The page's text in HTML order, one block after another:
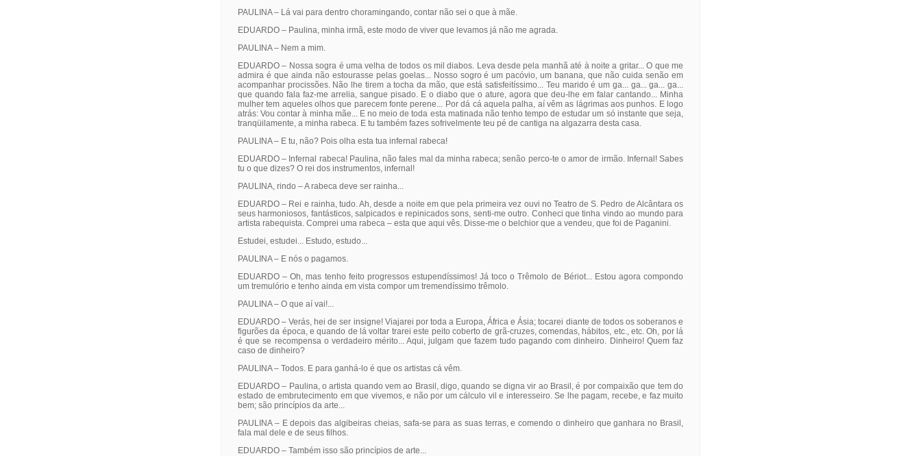
PAULINA – Lá vai para dentro choramingando, contar não sei o que à mãe.
EDUARDO – Paulina, minha irmã, este modo de viver que levamos já não me agrada.
PAULINA – Nem a mim.
EDUARDO – Nossa sogra é uma velha de todos os mil diabos. Leva desde pela manhã até à noite a gritar... O que me
admira é que ainda não estourasse pelas goelas... Nosso sogro é um pacóvio, um banana, que não cuida senão em
acompanhar procissões. Não lhe tirem a tocha da mão, que está satisfeitíssimo... Teu marido é um ga... ga... ga... ga...
que quando fala faz-me arrelia, sangue pisado. E o diabo que o ature, agora que deu-lhe em falar cantando... Minha
mulher tem aqueles olhos que parecem fonte perene... Por dá cá aquela palha, aí vêm as lágrimas aos punhos. E logo
atrás: Vou contar à minha mãe... E no meio de toda esta matinada não tenho tempo de estudar um só instante que seja,
tranqüilamente, a minha rabeca. E tu também fazes sofrivelmente teu pé de cantiga na algazarra desta casa.
PAULINA – E tu, não? Pois olha esta tua infernal rabeca!
EDUARDO – Infernal rabeca! Paulina, não fales mal da minha rabeca; senão perco-te o amor de irmão. Infernal! Sabes
tu o que dizes? O rei dos instrumentos, infernal!
PAULINA, rindo – A rabeca deve ser rainha...
EDUARDO – Rei e rainha, tudo. Ah, desde a noite em que pela primeira vez ouvi no Teatro de S. Pedro de Alcântara os
seus harmoniosos, fantásticos, salpicados e repinicados sons, senti-me outro. Conheci que tinha vindo ao mundo para
artista rabequista. Comprei uma rabeca – esta que aqui vês. Disse-me o belchior que a vendeu, que foi de Paganini.
Estudei, estudei... Estudo, estudo...
PAULINA – E nós o pagamos.
EDUARDO – Oh, mas tenho feito progressos estupendíssimos! Já toco o Trêmolo de Bériot... Estou agora compondo
um tremulório e tenho ainda em vista compor um tremendíssimo trêmolo.
PAULINA – O que aí vai!...
EDUARDO – Verás, hei de ser insigne! Viajarei por toda a Europa, África e Ásia; tocarei diante de todos os soberanos e
figurões da época, e quando de lá voltar trarei este peito coberto de grã-cruzes, comendas, hábitos, etc., etc. Oh, por lá
é que se recompensa o verdadeiro mérito... Aqui, julgam que fazem tudo pagando com dinheiro. Dinheiro! Quem faz
caso de dinheiro?
PAULINA – Todos. E para ganhá-lo é que os artistas cá vêm.
EDUARDO – Paulina, o artista quando vem ao Brasil, digo, quando se digna vir ao Brasil, é por compaixão que tem do
estado de embrutecimento em que vivemos, e não por um cálculo vil e interesseiro. Se lhe pagam, recebe, e faz muito
bem; são princípios da arte...
PAULINA – E depois das algibeiras cheias, safa-se para as suas terras, e comendo o dinheiro que ganhara no Brasil,
fala mal dele e de seus filhos.
EDUARDO – Também isso são princípios de arte...